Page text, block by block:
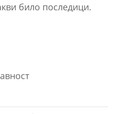
било последици.